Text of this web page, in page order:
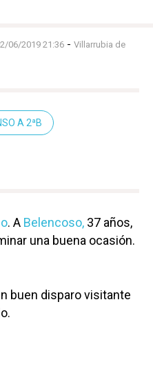
06/2019 21:36 - Villarrubia de
A 2ªB
. A Belencoso, 37 años,
una buena ocasión.
buen disparo visitante